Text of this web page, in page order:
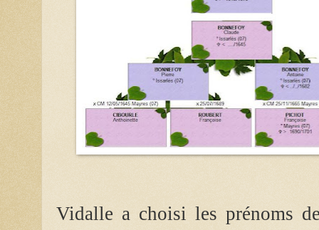
Vidalle a choisi les prénoms